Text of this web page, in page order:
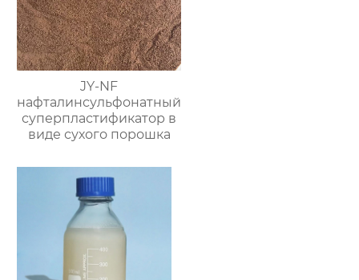
JY-NF
нафталинсульфонатный
суперпластификатор в
виде сухого порошка